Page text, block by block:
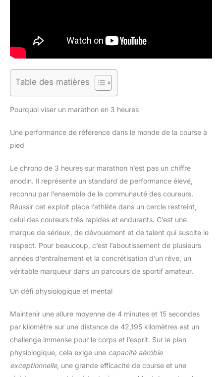
Table des matières
Pourquoi viser un marathon en 3 heures
Une performance de référence dans le monde de la course à
pied
Le chrono de 3 heures sur marathon n’est pas un chiffre
anodin. Il représente un standard de performance élevé,
reconnu par l’ensemble de la communauté des coureurs.
Réussir cet exploit place l’athlète dans un cercle restreint,
celui des coureurs très rapides et endurants. C’est une
marque de sérieux, de dévouement et de talent qui suscite le
respect. Pour beaucoup, c’est l’aboutissement de plusieurs
années d’entraînement et la concrétisation d’un rêve, un
véritable marqueur dans un parcours de sportif amateur.
Un défi physiologique et mental
Maintenir une allure moyenne de 4 minutes et 15 secondes
par kilomètre sur une distance de 42,195 kilomètres est un
challenge immense pour le corps et l’esprit. Sur le plan
physiologique, cela exige une capacité aérobie
exceptionnelle, une grande efficacité de course et une